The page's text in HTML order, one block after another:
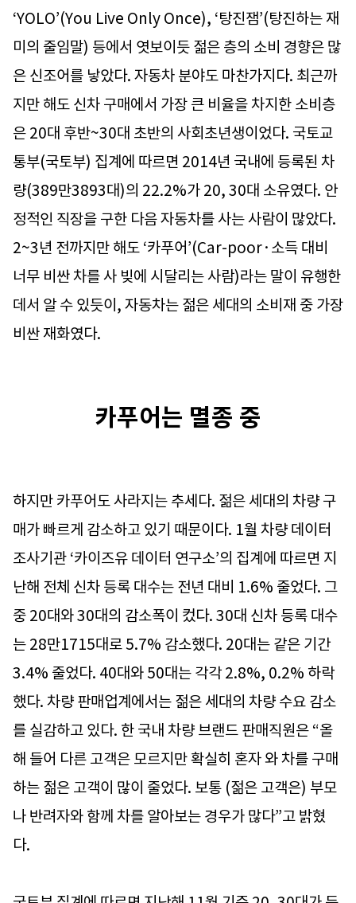
‘YOLO’(You Live Only Once), ‘탕진잼’(탕진하는 재
미의 줄임말) 등에서 엿보이듯 젊은 층의 소비 경향은 많
은 신조어를 낳았다. 자동차 분야도 마찬가지다. 최근까
지만 해도 신차 구매에서 가장 큰 비율을 차지한 소비층
은 20대 후반~30대 초반의 사회초년생이었다. 국토교
통부(국토부) 집계에 따르면 2014년 국내에 등록된 차
량(389만3893대)의 22.2%가 20, 30대 소유였다. 안
정적인 직장을 구한 다음 자동차를 사는 사람이 많았다.
2~3년 전까지만 해도 ‘카푸어’(Car-poor·소득 대비
너무 비싼 차를 사 빚에 시달리는 사람)라는 말이 유행한
데서 알 수 있듯이, 자동차는 젊은 세대의 소비재 중 가장
비싼 재화였다.
카푸어는 멸종 중
하지만 카푸어도 사라지는 추세다. 젊은 세대의 차량 구
매가 빠르게 감소하고 있기 때문이다. 1월 차량 데이터
조사기관 ‘카이즈유 데이터 연구소’의 집계에 따르면 지
난해 전체 신차 등록 대수는 전년 대비 1.6% 줄었다. 그
중 20대와 30대의 감소폭이 컸다. 30대 신차 등록 대수
는 28만1715대로 5.7% 감소했다. 20대는 같은 기간
3.4% 줄었다. 40대와 50대는 각각 2.8%, 0.2% 하락
했다. 차량 판매업계에서는 젊은 세대의 차량 수요 감소
를 실감하고 있다. 한 국내 차량 브랜드 판매직원은 “올
해 들어 다른 고객은 모르지만 확실히 혼자 와 차를 구매
하는 젊은 고객이 많이 줄었다. 보통 (젊은 고객은) 부모
나 반려자와 함께 차를 알아보는 경우가 많다”고 밝혔
다.